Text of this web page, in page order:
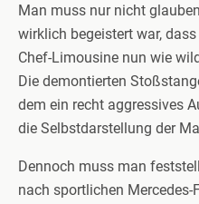
Man muss nur nicht
wirklich begeistert war,
Chef-Limousine nun wie
Die demontierten
dem ein recht aggressives
die Selbstdarstellung der
Dennoch muss man
nach sportlichen